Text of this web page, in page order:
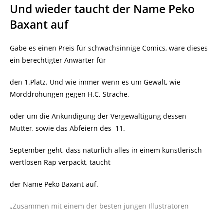
Und wieder taucht der Name Peko
Baxant auf
Gäbe es einen Preis für schwachsinnige Comics, wäre dieses
ein berechtigter Anwärter für
den 1.Platz. Und wie immer wenn es um Gewalt, wie
Morddrohungen gegen H.C. Strache,
oder um die Ankündigung der Vergewaltigung dessen
Mutter, sowie das Abfeiern des 11.
September geht, dass natürlich alles in einem künstlerisch
wertlosen Rap verpackt, taucht
der Name Peko Baxant auf.
„Zusammen mit einem der besten jungen Illustratoren